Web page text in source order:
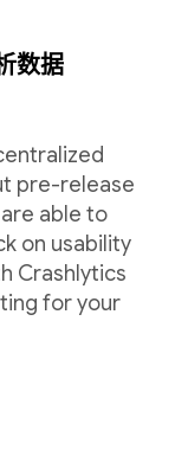
数据
pre-release
able to
on usability
Crashlytics
for your